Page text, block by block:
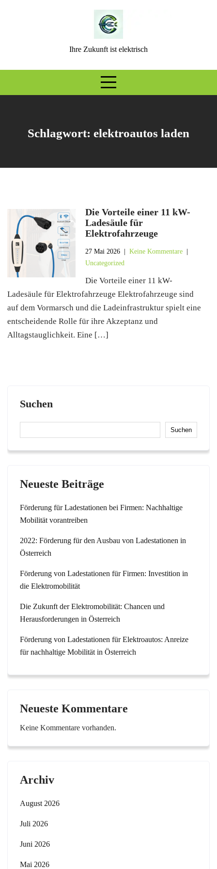
Ihre Zukunft ist elektrisch
Schlagwort: elektroautos laden
Die Vorteile einer 11 kW-
Ladesäule für
Elektrofahrzeuge
27 Mai 2026 |Keine Kommentare
Uncategorized
Die Vorteile einer 11 kW-
Ladesäule für Elektrofahrzeuge Elektrofahrzeuge sind
auf dem Vormarsch und die Ladeinfrastruktur spielt eine
entscheidende Rolle für ihre Akzeptanz und
Alltagstauglichkeit. Eine […]
Suchen
Suchen
Neueste Beiträge
Förderung für Ladestationen bei Firmen: Nachhaltige
Mobilität vorantreiben
2022: Förderung für den Ausbau von Ladestationen in
Österreich
Förderung von Ladestationen für Firmen: Investition in
die Elektromobilität
Die Zukunft der Elektromobilität: Chancen und
Herausforderungen in Österreich
Förderung von Ladestationen für Elektroautos: Anreize
für nachhaltige Mobilität in Österreich
Neueste Kommentare
Keine Kommentare vorhanden.
Archiv
August 2026
Juli 2026
Juni 2026
Mai 2026